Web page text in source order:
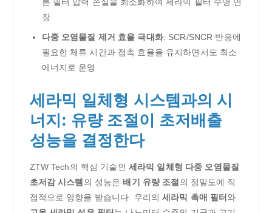
른 필터 압력 손실을 최소화하여 세라믹 필터 수명 연
장
다중 오염물질 제거 효율 극대화: SCR/SNCR 반응에
필요한 체류 시간과 접촉 효율을 유지하면서도 최소
에너지로 운영
세라믹 일체형 시스템과의 시
너지: 유량 조절이 초저배출
성능을 결정한다
ZTW Tech의 핵심 기술인 세라믹 일체형 다중 오염물질
초저감 시스템 의 성능은배기 유량 조절 의 정밀도에 직
접적으로 영향을 받습니다. 우리의세라믹 촉매 필터 와